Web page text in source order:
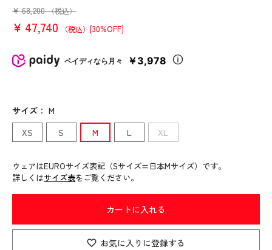
¥ 68,200 （税込）
¥ 47,740 （税込） [30%OFF]
ペイディなら月々 ￥3,978
サイズ ： M
XS
S M L XL
ウェアはEUROサイズ表記（Sサイズ=日本Mサイズ）です。
詳しくはサイズ表をご覧ください。
カートに入れる
お気に入りに登録する